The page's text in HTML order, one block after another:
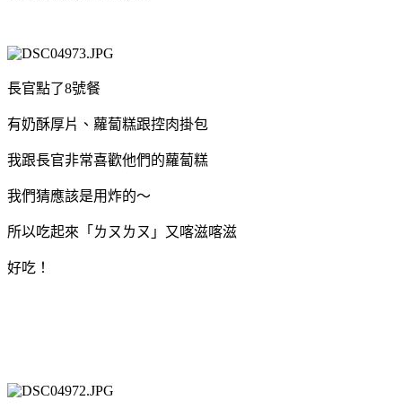
長官點了8號餐
有奶酥厚片、蘿蔔糕跟控肉掛包
我跟長官非常喜歡他們的蘿蔔糕
我們猜應該是用炸的～
所以吃起來「ㄌㄡㄌㄡ」又喀滋喀滋
好吃！